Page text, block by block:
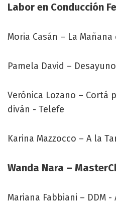
Labor en Conducción
Moria Casán – La
Pamela David –
Verónica Lozano – Cortá
diván - Telefe
Karina Mazzocco – A la
Wanda Nara –
Mariana Fabbiani – DDM -